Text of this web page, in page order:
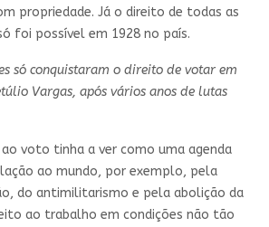
propriedade. Já o direito de todas as
foi possível em 1928 no país.
só conquistaram o direito de votar em
Vargas, após vários anos de lutas
voto tinha a ver como uma agenda
ao mundo, por exemplo, pela
do antimilitarismo e pela abolição da
ao trabalho em condições não tão